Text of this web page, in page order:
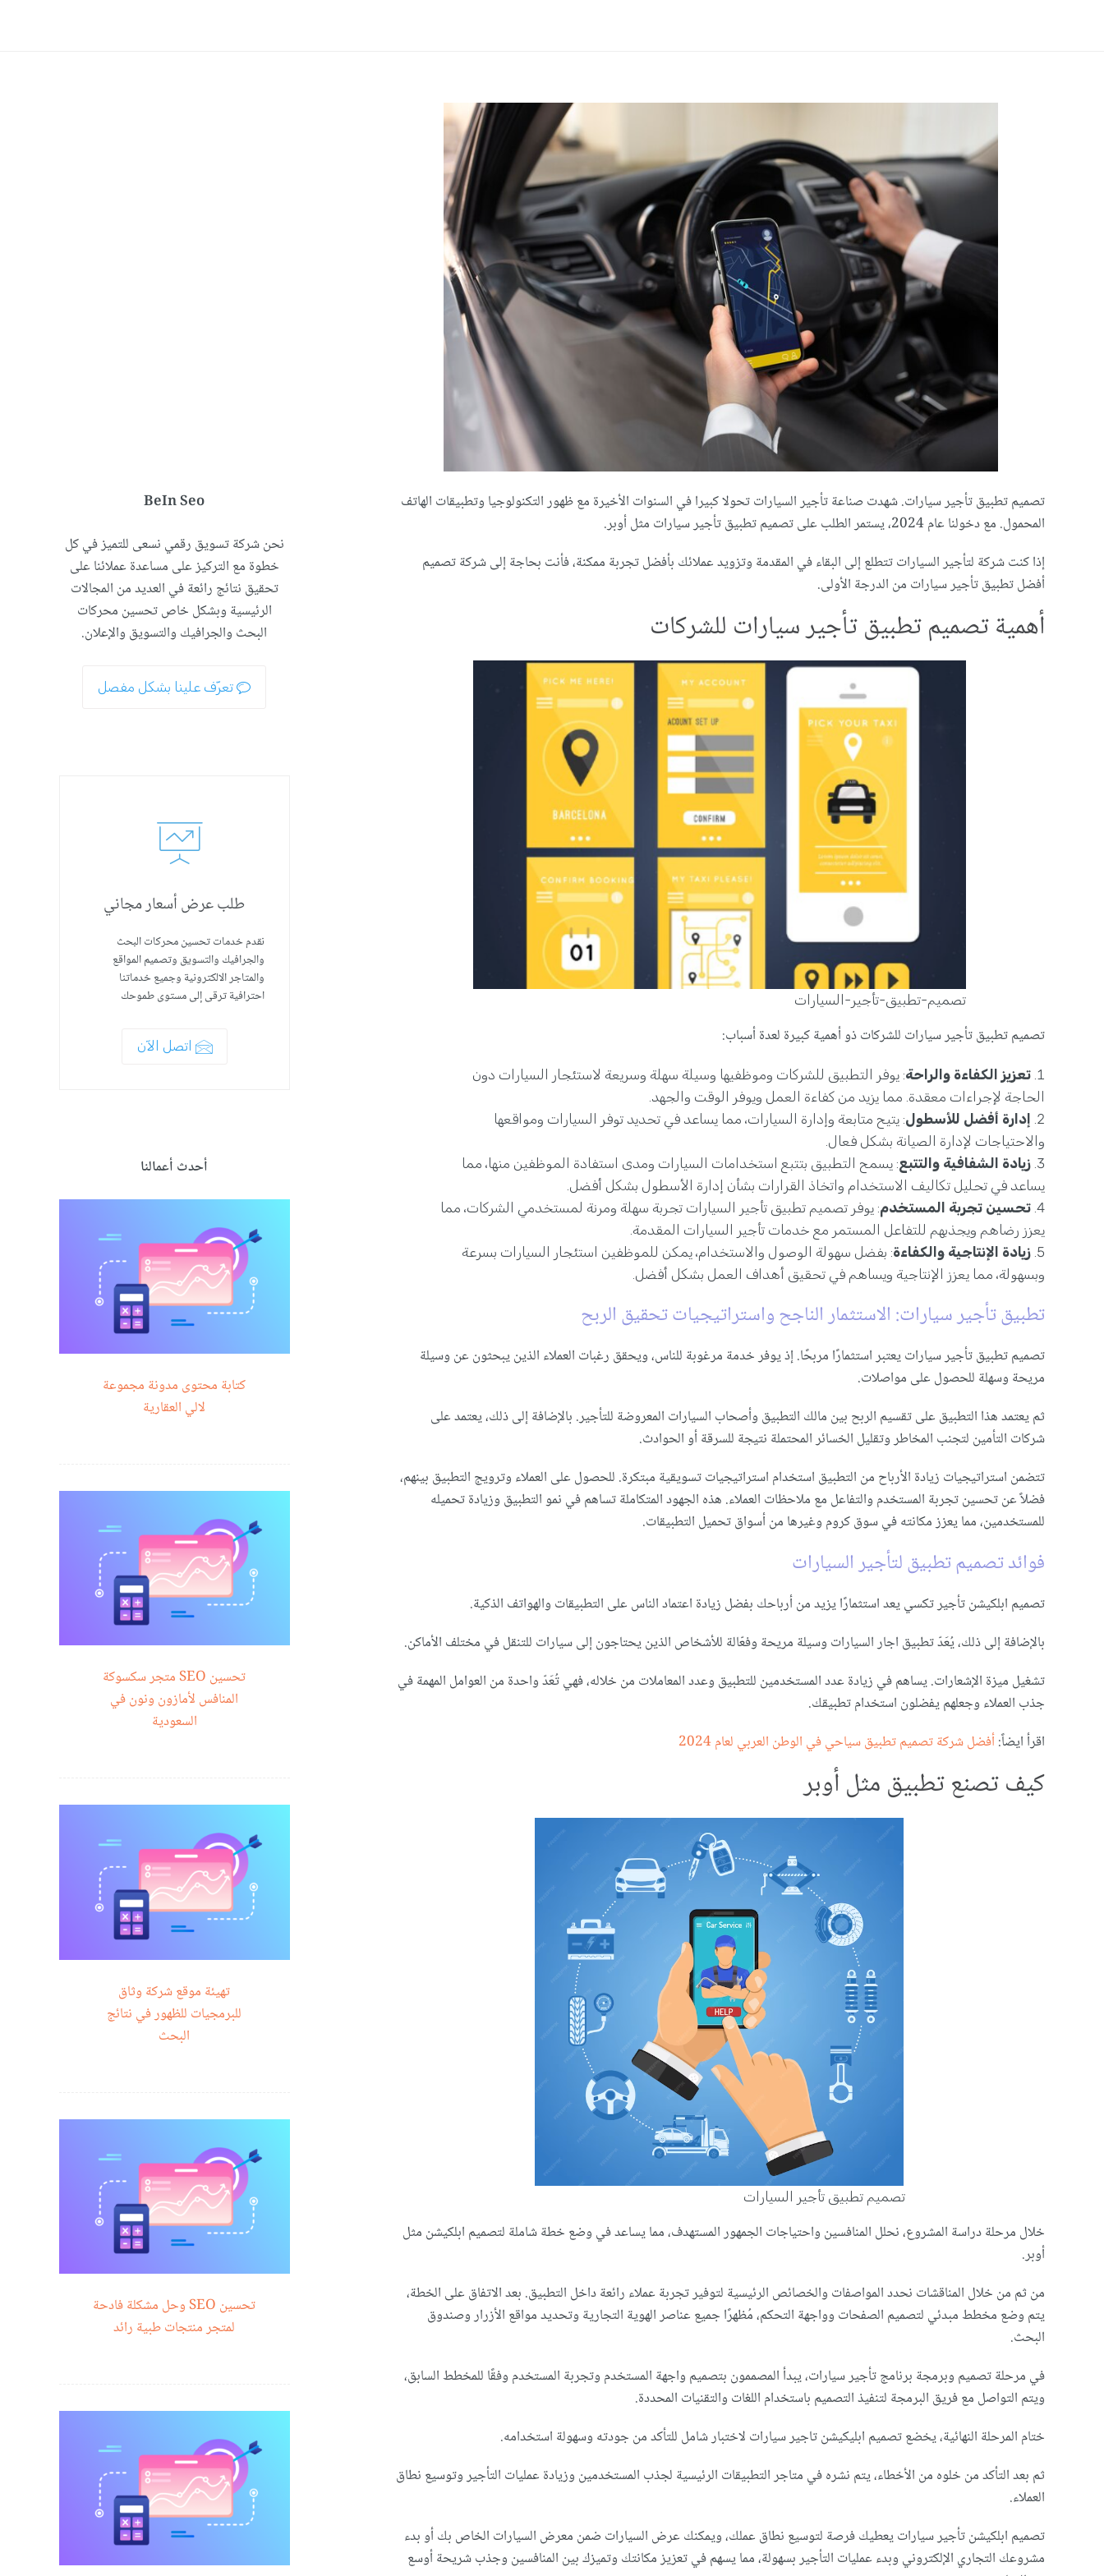
تصميم تطبيق تأجير سيارات. شهدت صناعة تأجير السيارات تحولا كبيرا في السنوات الأخيرة مع ظهور التكنولوجيا وتطبيقات الهاتف
المحمول. مع دخولنا عام 2024، يستمر الطلب على تصميم تطبيق تأجير سيارات مثل أوبر.
إذا كنت شركة لتأجير السيارات تتطلع إلى البقاء في المقدمة وتزويد عملائك بأفضل تجربة ممكنة، فأنت بحاجة إلى شركة تصميم
أفضل تطبيق تأجير سيارات من الدرجة الأولى.
أهمية تصميم تطبيق تأجير سيارات للشركات
تصميم-تطبيق-تأجير-السيارات
تصميم تطبيق تأجير سيارات للشركات ذو أهمية كبيرة لعدة أسباب:
تعزيز الكفاءة والراحة: يوفر التطبيق للشركات وموظفيها وسيلة سهلة وسريعة لاستئجار السيارات دون
الحاجة لإجراءات معقدة. مما يزيد من كفاءة العمل ويوفر الوقت والجهد.
إدارة أفضل للأسطول: يتيح متابعة وإدارة السيارات، مما يساعد في تحديد توفر السيارات ومواقعها
والاحتياجات لإدارة الصيانة بشكل فعال.
زيادة الشفافية والتتبع: يسمح التطبيق بتتبع استخدامات السيارات ومدى استفادة الموظفين منها، مما
يساعد في تحليل تكاليف الاستخدام واتخاذ القرارات بشأن إدارة الأسطول بشكل أفضل.
تحسين تجربة المستخدم: يوفر تصميم تطبيق تأجير السيارات تجربة سهلة ومرنة لمستخدمي الشركات، مما
يعزز رضاهم ويجذبهم للتفاعل المستمر مع خدمات تأجير السيارات المقدمة.
زيادة الإنتاجية والكفاءة: بفضل سهولة الوصول والاستخدام، يمكن للموظفين استئجار السيارات بسرعة
وبسهولة، مما يعزز الإنتاجية ويساهم في تحقيق أهداف العمل بشكل أفضل.
تطبيق تأجير سيارات: الاستثمار الناجح واستراتيجيات تحقيق الربح
تصميم تطبيق تأجير سيارات يعتبر استثمارًا مربحًا. إذ يوفر خدمة مرغوبة للناس، ويحقق رغبات العملاء الذين يبحثون عن وسيلة
مريحة وسهلة للحصول على مواصلات.
ثم يعتمد هذا التطبيق على تقسيم الربح بين مالك التطبيق وأصحاب السيارات المعروضة للتأجير. بالإضافة إلى ذلك، يعتمد على
شركات التأمين لتجنب المخاطر وتقليل الخسائر المحتملة نتيجة للسرقة أو الحوادث.
تتضمن استراتيجيات زيادة الأرباح من التطبيق استخدام استراتيجيات تسويقية مبتكرة. للحصول على العملاء وترويج التطبيق بينهم،
فضلاً عن تحسين تجربة المستخدم والتفاعل مع ملاحظات العملاء. هذه الجهود المتكاملة تساهم في نمو التطبيق وزيادة تحميله
للمستخدمين، مما يعزز مكانته في سوق كروم وغيرها من أسواق تحميل التطبيقات.
فوائد تصميم تطبيق لتأجير السيارات
تصميم ابلكيشن تأجير تكسي يعد استثمارًا يزيد من أرباحك بفضل زيادة اعتماد الناس على التطبيقات والهواتف الذكية.
بالإضافة إلى ذلك، يُعَدّ تطبيق اجار السيارات وسيلة مريحة وفعّالة للأشخاص الذين يحتاجون إلى سيارات للتنقل في مختلف الأماكن.
تشغيل ميزة الإشعارات. يساهم في زيادة عدد المستخدمين للتطبيق وعدد المعاملات من خلاله، فهي تُعَدّ واحدة من العوامل المهمة في
جذب العملاء وجعلهم يفضلون استخدام تطبيقك.
اقرأ ايضاً:أفضل شركة تصميم تطبيق سياحي في الوطن العربي لعام 2024
كيف تصنع تطبيق مثل أوبر
تصميم تطبيق تأجير السيارات
خلال مرحلة دراسة المشروع، نحلل المنافسين واحتياجات الجمهور المستهدف، مما يساعد في وضع خطة شاملة لتصميم ابلكيشن مثل
أوبر.
من ثم من خلال المناقشات نحدد المواصفات والخصائص الرئيسية لتوفير تجربة عملاء رائعة داخل التطبيق. بعد الاتفاق على الخطة،
يتم وضع مخطط مبدئي لتصميم الصفحات وواجهة التحكم، مُظهرًا جميع عناصر الهوية التجارية وتحديد مواقع الأزرار وصندوق
البحث.
في مرحلة تصميم وبرمجة برنامج تأجير سيارات، يبدأ المصممون بتصميم واجهة المستخدم وتجربة المستخدم وفقًا للمخطط السابق،
ويتم التواصل مع فريق البرمجة لتنفيذ التصميم باستخدام اللغات والتقنيات المحددة.
ختام المرحلة النهائية، يخضع تصميم ابليكيشن تاجير سيارات لاختبار شامل للتأكد من جودته وسهولة استخدامه.
ثم بعد التأكد من خلوه من الأخطاء، يتم نشره في متاجر التطبيقات الرئيسية لجذب المستخدمين وزيادة عمليات التأجير وتوسيع نطاق
العملاء.
تصميم ابلكيشن تأجير سيارات يعطيك فرصة لتوسيع نطاق عملك، ويمكنك عرض السيارات ضمن معرض السيارات الخاص بك أو بدء
مشروعك التجاري الإلكتروني وبدء عمليات التأجير بسهولة، مما يسهم في تعزيز مكانتك وتميزك بين المنافسين وجذب شريحة أوسع
BeIn Seo
نحن شركة تسويق رقمي نسعى للتميز في كل
خطوة مع التركيز على مساعدة عملائنا على
تحقيق نتائج رائعة في العديد من المجالات
الرئيسية وبشكل خاص تحسين محركات
البحث والجرافيك والتسويق والإعلان.
تعرّف علينا بشكل مفصل
طلب عرض أسعار مجاني
نقدم خدمات تحسين محركات البحث
والجرافيك والتسويق وتصميم المواقع
والمتاجر الالكترونية وجميع خدماتنا
احترافية ترقى إلى مستوى طموحك
اتصل الآن
أحدث أعمالنا
كتابة محتوى مدونة مجموعة
لالي العقارية
تحسين SEO متجر سكسوكة
المنافس لأمازون ونون في
السعودية
تهيئة موقع شركة وثاق
للبرمجيات للظهور في نتائج
البحث
تحسين SEO وحل مشكلة فادحة
لمتجر منتجات طبية رائد